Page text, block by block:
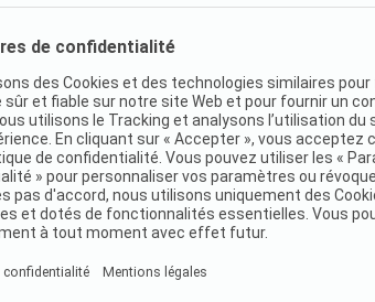
Grand emplacement pour une
(une personne incluse dans le prix)
Emplacement